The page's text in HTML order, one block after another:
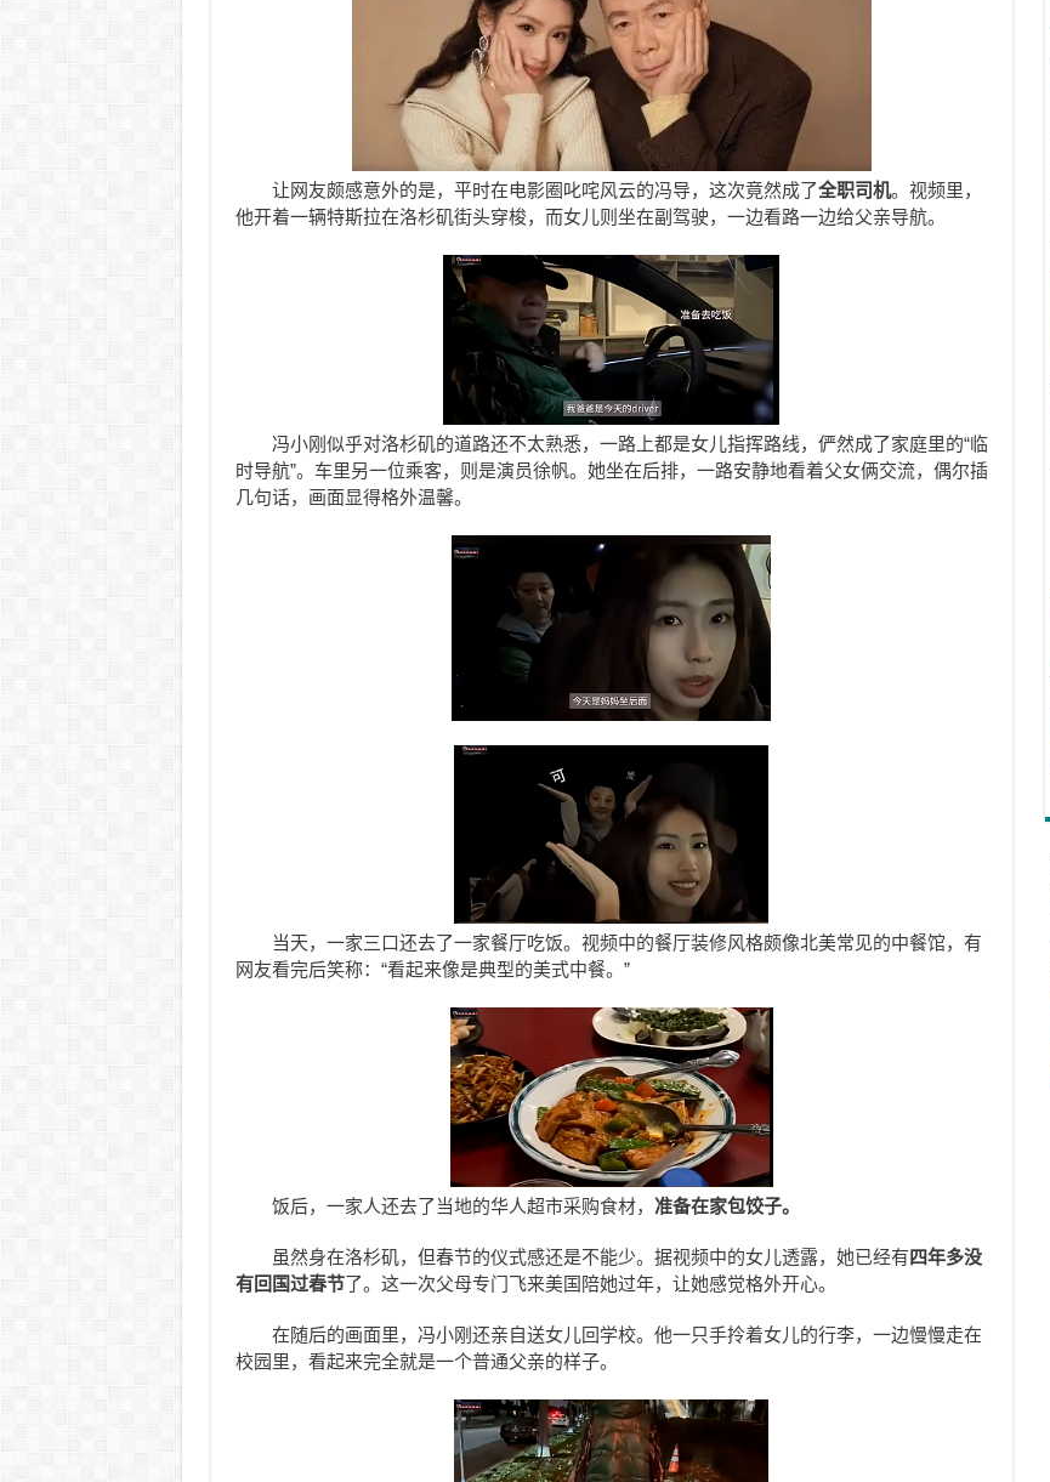
让网友颇感意外的是，平时在电影圈叱咤风云的冯导，这次竟然成了全职司机。视频里，
他开着一辆特斯拉在洛杉矶街头穿梭，而女儿则坐在副驾驶，一边看路一边给父亲导航。
冯小刚似乎对洛杉矶的道路还不太熟悉，一路上都是女儿指挥路线，俨然成了家庭里的“临
时导航”。车里另一位乘客，则是演员徐帆。她坐在后排，一路安静地看着父女俩交流，偶尔插
几句话，画面显得格外温馨。
当天，一家三口还去了一家餐厅吃饭。视频中的餐厅装修风格颇像北美常见的中餐馆，有
网友看完后笑称：“看起来像是典型的美式中餐。”
饭后，一家人还去了当地的华人超市采购食材， 准备在家包饺子。
虽然身在洛杉矶，但春节的仪式感还是不能少。据视频中的女儿透露，她已经有四年多没
有回国过春节了。这一次父母专门飞来美国陪她过年，让她感觉格外开心。
在随后的画面里，冯小刚还亲自送女儿回学校。他一只手拎着女儿的行李，一边慢慢走在
校园里，看起来完全就是一个普通父亲的样子。